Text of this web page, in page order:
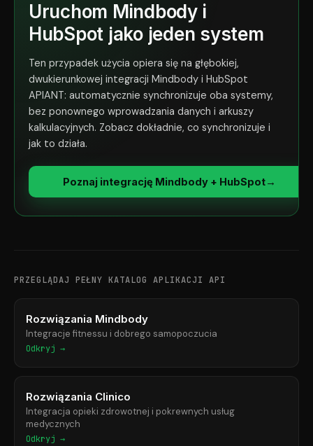
Uruchom Mindbody i
HubSpot jako jeden system
Ten przypadek użycia opiera się na głębokiej,
dwukierunkowej integracji Mindbody i HubSpot
APIANT: automatycznie synchronizuje oba systemy,
bez ponownego wprowadzania danych i arkuszy
kalkulacyjnych. Zobacz dokładnie, co synchronizuje i
jak to działa.
Poznaj integrację Mindbody + HubSpot→
PRZEGLĄDAJ PEŁNY KATALOG APLIKACJI API
Rozwiązania Mindbody
Integracje fitnessu i dobrego samopoczucia
Odkryj →
Rozwiązania Clinico
Integracja opieki zdrowotnej i pokrewnych usług
medycznych
Odkryj →